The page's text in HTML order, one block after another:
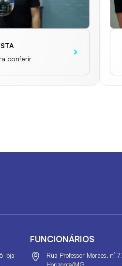
conferir
loja
FUNCIONÁRIOS
Rua Professor Moraes, n°